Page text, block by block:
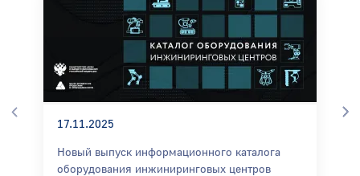
17.11.2025
Новый выпуск информационного каталога
оборудования инжиниринговых центров